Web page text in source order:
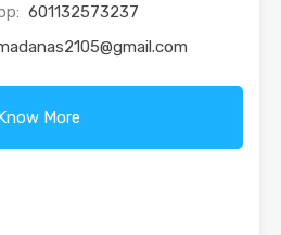
601132573237
More